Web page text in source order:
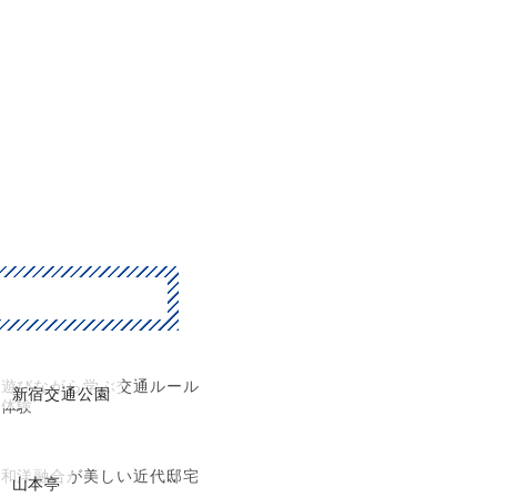
新宿交通公園
遊びながら学ぶ交通ルール
体験
山本亭
和洋融合が美しい近代邸宅